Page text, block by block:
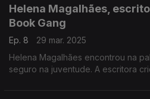
Helena Magalhães,
Book Gang
Ep. 8
29 mar. 2025
Helena Magalhães encontrou na
seguro na juventude. A escritora